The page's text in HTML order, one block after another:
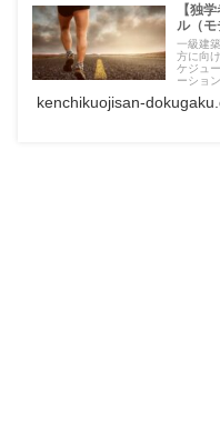
【独
ル（モ
一級建
方に向
ケジュ
ーショ
kenchikuojisan-